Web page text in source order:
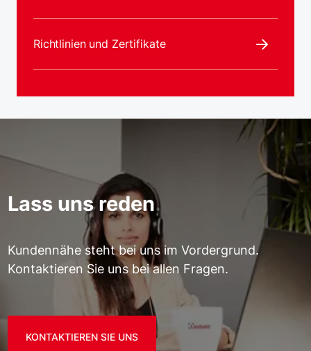
Richtlinien und Zertifikate
Lass uns reden
Kundennähe steht bei uns im Vordergrund.
Kontaktieren Sie uns bei allen Fragen.
KONTAKTIEREN SIE UNS